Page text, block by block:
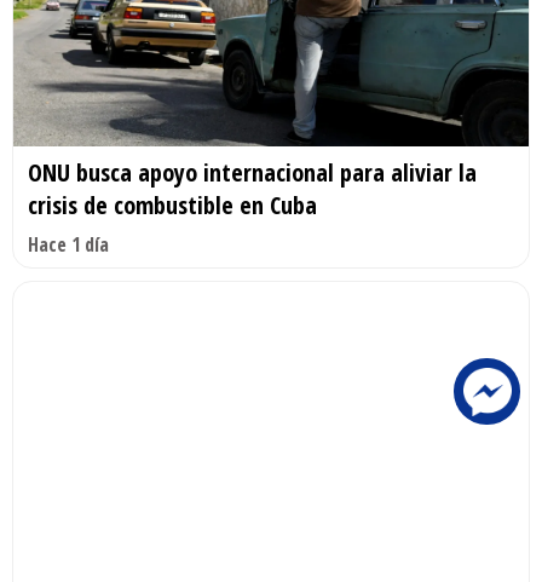
ONU busca apoyo internacional para aliviar la
crisis de combustible en Cuba
Hace 1 día